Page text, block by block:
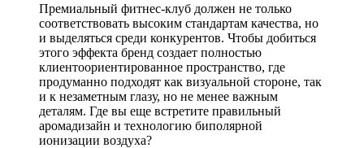
Премиальный фитнес-клуб должен не только
соответствовать высоким стандартам качества, но
и выделяться среди конкурентов. Чтобы добиться
этого эффекта бренд создает полностью
клиентоориентированное пространство, где
продуманно подходят как визуальной стороне, так
и к незаметным глазу, но не менее важным
деталям. Где вы еще встретите правильный
аромадизайн и технологию биполярной
ионизации воздуха?